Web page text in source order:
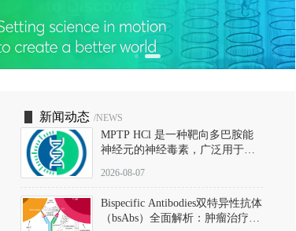
v
i
g
a
新闻动态 /NEWS
MPTP HCl 是一种靶向多巴胺能
神经元的神经毒素，广泛用于构
以盐酸盐形式存在，可触发线粒
体介导的神经元凋亡。其经典应
用即为选择性损毁中脑黑质致密
部多巴胺能神经元，从而可靠模
2026-08-07
Bispecific Antibodies双特异性抗体
（bsAbs）全面解析：肿瘤治疗的